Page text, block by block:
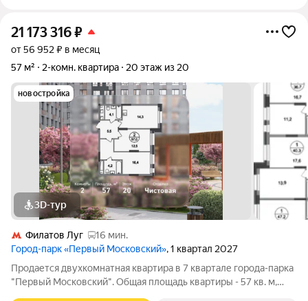
21 173 316₽
от 56 952 ₽ в месяц
57 м²
2-комн. квартира 20 этаж из 20
новостройка
3D-тур
Филатов Луг
16 мин.
Город-парк «Первый Московский», 1 квартал 2027
Продается двухкомнатная квартира в 7 квартале города-парка
"Первый Московский". Общая площадь квартиры - 57 кв. м,